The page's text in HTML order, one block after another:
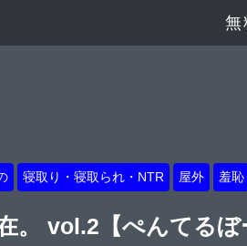
無
寝取り・寝取られ・NTR 屋外 羞恥
。 vol.2【ぺんてるぼ